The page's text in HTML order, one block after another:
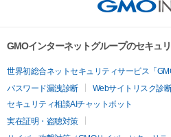
GMOインターネットグループのセキュ
世界初総合ネットセキュリティサービス「
パスワード漏洩診断
Webサイトリスク診断
セキュリティ相談AIチャットボット
実在証明・盗聴対策